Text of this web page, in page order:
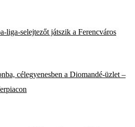
liga-selejtezőt játszik a Ferencváros
célegyenesben a Diomandé-üzlet –